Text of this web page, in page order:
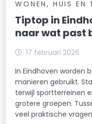
WONEN, HUIS EN
Tiptop in
naar wat past
17 februari 2026
In Eindhoven worden
manieren gebruikt.
terwijl sportterreinen
grotere groepen.
veel praktische